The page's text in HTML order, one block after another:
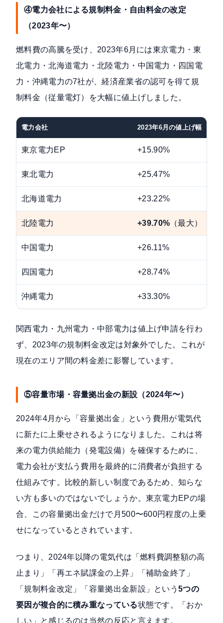
④電力会社による規制料金・自由料金の改定
（2023年〜）
燃料費の高騰を受け、2023年6月には東京電力・東
北電力・北海道電力・北陸電力・中国電力・四国電
力・沖縄電力の7社が、経済産業省の認可を得て規
制料金（従量電灯）を大幅に値上げしました。
電力会社 2023年6月の値上げ幅
東京電力EP +15.90%
東北電力 +25.47%
北海道電力 +23.22%
北陸電力 +39.70% （最大）
中国電力 +26.11%
四国電力 +28.74%
沖縄電力 +33.30%
関西電力・九州電力・中部電力は値上げ申請を行わ
ず、2023年の規制料金改定は対象外でした。これが
現在のエリア間の料金差に影響しています。
⑤容量市場・容量拠出金の新設（2024年〜）
2024年4月から「容量拠出金」という費用が電気代
に新たに上乗せされるようになりました。これは将
来の電力供給能力（発電設備）を確保するために、
電力会社が支払う費用を最終的に消費者が負担する
仕組みです。比較的新しい制度であるため、知らな
い方も多いのではないでしょうか。東京電力EPの場
合、この容量拠出金だけで月500〜600円程度の上乗
せになっているとされています。
つまり、2024年以降の電気代は「燃料費調整額の高
止まり」「再エネ賦課金の上昇」「補助金終了」
「規制料金改定」「容量拠出金新設」という5つの
要因が複合的に積み重なっている状態です。「おか
しい」と感じるのは当然の反応と言えます。